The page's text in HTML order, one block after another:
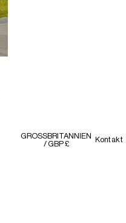
GROSSBRITANNIEN
/ GBP £
Kontakt